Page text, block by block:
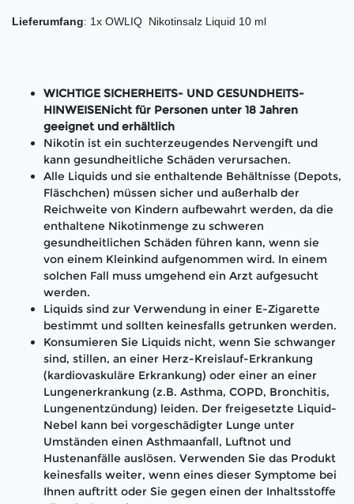
Lieferumfang: 1x OWLIQ Nikotinsalz Liquid 10 ml
WICHTIGE SICHERHEITS- UND GESUNDHEITS-
HINWEISENicht für Personen unter 18 Jahren
geeignet und erhältlich
Nikotin ist ein suchterzeugendes Nervengift und
kann gesundheitliche Schäden verursachen.
Alle Liquids und sie enthaltende Behältnisse (Depots,
Fläschchen) müssen sicher und außerhalb der
Reichweite von Kindern aufbewahrt werden, da die
enthaltene Nikotinmenge zu schweren
gesundheitlichen Schäden führen kann, wenn sie
von einem Kleinkind aufgenommen wird. In einem
solchen Fall muss umgehend ein Arzt aufgesucht
werden.
Liquids sind zur Verwendung in einer E-Zigarette
bestimmt und sollten keinesfalls getrunken werden.
Konsumieren Sie Liquids nicht, wenn Sie schwanger
sind, stillen, an einer Herz-Kreislauf-Erkrankung
(kardiovaskuläre Erkrankung) oder einer an einer
Lungenerkrankung (z.B. Asthma, COPD, Bronchitis,
Lungenentzündung) leiden. Der freigesetzte Liquid-
Nebel kann bei vorgeschädigter Lunge unter
Umständen einen Asthmaanfall, Luftnot und
Hustenanfälle auslösen. Verwenden Sie das Produkt
keinesfalls weiter, wenn eines dieser Symptome bei
Ihnen auftritt oder Sie gegen einen der Inhaltsstoffe